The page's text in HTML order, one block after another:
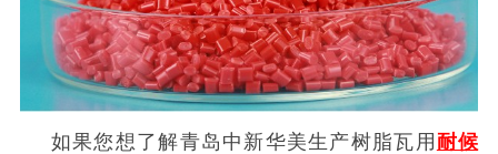
如果您想了解青岛中新华美生产树脂瓦用 耐候